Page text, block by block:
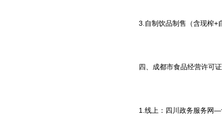
3.自制饮品制售（含现榨+
四、成都市食品经营许可
1.线上：四川政务服务网